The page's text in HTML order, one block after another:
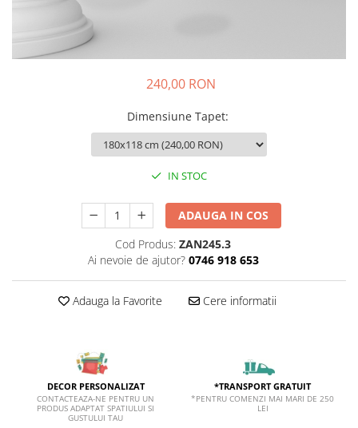
Sticker Harta Lumii
Stickere Cu Model Repetitiv
Stickere Perete Pentru Camera De
Stickere pentru Scari
Stickere Panou Poze
240,00 RON
Dimensiune Tapet:
IN STOC
ADAUGA IN COS
Cod Produs: ZAN245.3
Ai nevoie de ajutor? 0746 918 653
Adauga la Favorite Cere informatii
DECOR PERSONALIZAT
CONTACTEAZA-NE PENTRU UN
PRODUS ADAPTAT SPATIULUI SI
GUSTULUI TAU
*TRANSPORT GRATUIT
*PENTRU COMENZI MAI MARI DE 250
LEI